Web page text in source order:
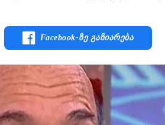
Facebook-Ზე Გაზიარება